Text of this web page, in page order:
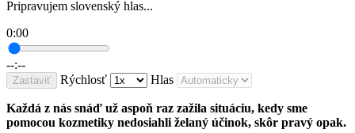
Pripravujem slovenský hlas...
0:00
--:--
Zastaviť Rýchlosť Hlas
Každá z nás snáď už aspoň raz zažila situáciu, kedy sme
pomocou kozmetiky nedosiahli želaný účinok, skôr pravý opak.